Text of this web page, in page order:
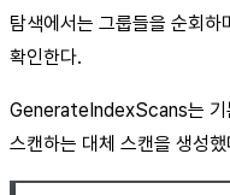
탐색에서는 그룹들을 순회하
확인한다.
GenerateIndexScans는 기
스캔하는 대체 스캔을 생성했